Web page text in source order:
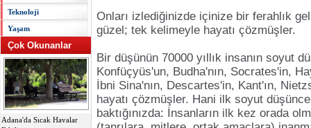
Teknoloji
Yaşam
Çok Okunanlar
Adana'da Sıcak Havalar
Onları izlediğinizde içinize bir ferahlık
güzel; tek kelimeyle hayatı çözmüşler.
Bir düşünün 70000 yıllık insanın soyut
Konfüçyüs'un, Budha'nın, Socrates'in,
İbni Sina'nın, Descartes'in, Kant'ın,
hayatı çözmüşler. Hani ilk soyut
baktığınızda: İnsanların ilk kez orada